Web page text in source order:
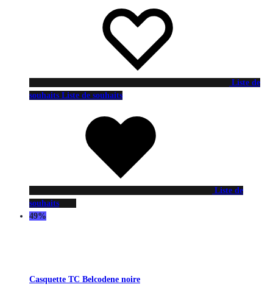
Liste de
souhaits Liste de souhaits
Liste de
souhaits
49%
Casquette TC Belcodene noire